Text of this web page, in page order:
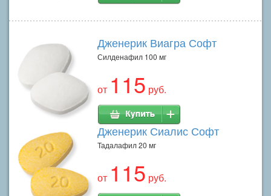
Дженерик Виагра Софт
Силденафил 100 мг
от 115 руб.
Дженерик Сиалис Софт
Тадалафил 20 мг
от 115 руб.